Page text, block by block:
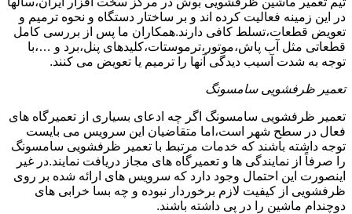
در این زمینه فعالیت کرده اند و بر ساختار دستگاه و نحوه ترمیم و
تعویض قطعات،تسلط کافی دارند.همکاران ما پس از بررسی کامل
قطعاتی مثل آب پاش،موتور،ترموستات،کلیدهای پنل،برد و …،با
توجه به شدت آسیب دیدگی آنها را ترمیم یا تعویض می کنند.
تعمیر ظرفشویی سامسونگ
تعمیر ظرفشویی سامسونگ اگر چه ادعای بسیاری از تعمیرگاه های
فعال در سطح شهر است،اما متقاضیان این سرویس می بایست
توجه داشته باشند که خدمات مرتبط با تعمیر ظرفشویی سامسونگ
را صرفاً از نمایندگی ها و تعمیرگاه های مجاز دریافت نمایند.در غیر
اینصورت این احتمال وجود دارد که سرویس های ارائه شده بر روی
ظرفشویی از کیفیت لازم برخوردار نبوده و چه بسا خرابی های
دوچندام ماشین را در پی داشته باشند.